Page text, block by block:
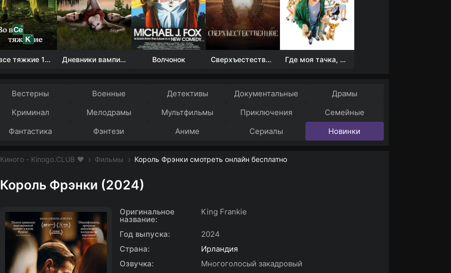
Во все тяжкие 1-5 сезон Дневники вампира (4 сезон) Волчонок Сверхъестественное Где моя тачка, чувак?
Вестерны Военные Детективы Документальные
Драмы
Криминал Мелодрамы Мультфильмы Приключения
Семейные
Фантастика Фэнтези Аниме Сериалы Новинки
Киного - Kinogo.CLUB ❤️ Фильмы Король Фрэнки смотреть онлайн бесплатно
Король Фрэнки (2024)
Оригинальное
название:
King Frankie
Год выпуска:
2024
Страна:
Ирландия
Озвучка:
Многоголосый закадровый